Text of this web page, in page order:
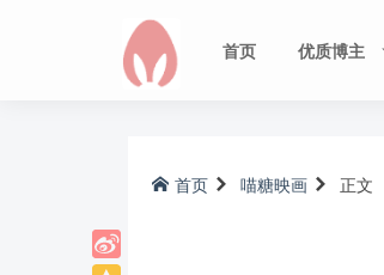
首页 优质博主
首页 喵糖映画 正文